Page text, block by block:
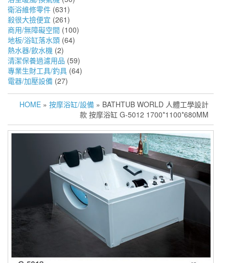
衛浴維修零件 (631)
殺很大撿便宜 (261)
商用/無障礙空間 (100)
地板/浴缸落水頭 (64)
熱水器/飲水機 (2)
清潔保養過濾用品 (59)
專業生財工具/釣具 (64)
電器/加壓設備 (27)
HOME » 按摩浴缸/設備 » BATHTUB WORLD 人體工學設計
款 按摩浴缸 G-5012 1700*1100*680MM